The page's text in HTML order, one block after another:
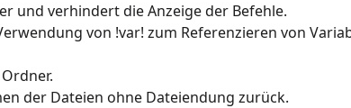
und verhindert die Anzeige der Befehle.
von !var! zum Referenzieren von
der Dateien ohne Dateiendung zurück.